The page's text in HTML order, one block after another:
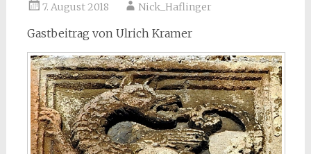
7. August 2018 Nick_Haflinger
Gastbeitrag von Ulrich Kramer